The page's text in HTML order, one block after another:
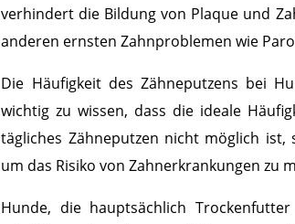
verhindert die Bildung von Plaque und
anderen ernsten Zahnproblemen wie
Die Häufigkeit des Zähneputzens bei
wichtig zu wissen, dass die ideale
tägliches Zähneputzen nicht möglich
um das Risiko von Zahnerkrankungen zu
Hunde, die hauptsächlich